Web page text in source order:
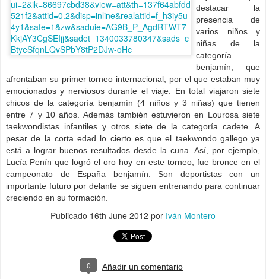
destacar la
presencia de
varios niños y
niñas de la
categoría
benjamín, que
afrontaban su primer torneo internacional, por el que estaban muy
emocionados y nerviosos durante el viaje. En total viajaron siete
chicos de la categoría benjamín (4 niños y 3 niñas) que tienen
entre 7 y 10 años. Además también estuvieron en Lourosasiete
taekwondistas infantiles y otros siete de la categoría cadete. A
pesar de la corta edad lo cierto es que el taekwondo gallego ya
está a lograr buenos resultados desde la cuna. Así, por ejemplo,
Lucía Penín que logró el oro hoy en este torneo, fue bronce en el
campeonato de España benjamín. Son deportistas con un
importante futuro por delante se siguen entrenando para continuar
creciendo en su formación.
Publicado 16th June 2012 por Iván Montero
0 Añadir un comentario